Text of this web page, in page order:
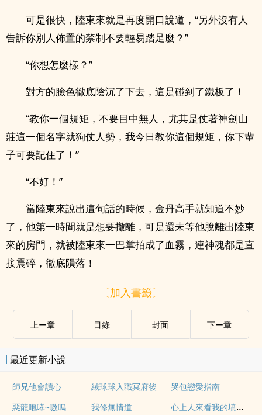
可是很快，陸東來就是再度開口說道，“另外沒有人
告訴你別人佈置的禁制不要輕易踏足麼？”
“你想怎麼樣？”
對方的臉色徹底陰沉了下去，這是碰到了鐵板了！
“教你一個規矩，不要目中無人，尤其是仗著神劍山
莊這一個名字就狗仗人勢，我今日教你這個規矩，你下輩
子可要記住了！”
“不好！”
當陸東來說出這句話的時候，金丹高手就知道不妙
了，他第一時間就是想要撤離，可是還未等他脫離出陸東
來的房門，就被陸東來一巴掌拍成了血霧，連神魂都是直
接震碎，徹底隕落！
〔加入書籤〕
上ー章 目錄 封面 下ー章
最近更新小說
師兄他會讀心 絨球球入職冥府後
哭包戀愛指南
惡龍咆哮~嗷嗚
我修無情道 心上人來看我的墳頭草